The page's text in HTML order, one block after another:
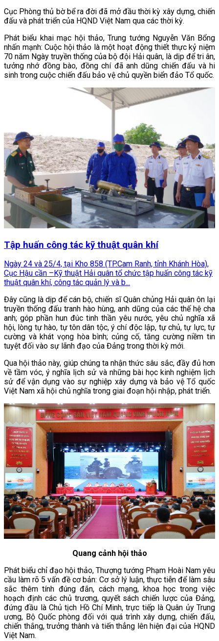
Cục Phòng thủ bờ bể ra đời đã mở đầu thời kỳ xây dựng, chiến
đấu và phát triển của HQND Việt Nam qua các thời kỳ.
Phát biểu khai mạc hội thảo, Trung tướng Nguyễn Văn Bổng
nhấn mạnh: Cuộc hội thảo là một hoạt động thiết thực kỷ niệm
70 năm Ngày truyền thống của bộ đội Hải quân, là dịp để tri ân,
tưởng nhớ đồng bào, đồng chí đã anh dũng chiến đấu và hi
sinh trong cuộc chiến đấu bảo vệ chủ quyền biển đảo Tổ quốc.
Tập huấn công tác kỹ thuật quân khí
Ngày 24 và 25/4, tại Kho 858 (TP.Cam Ranh, tỉnh Khánh Hòa),
Cục Hậu cần –Kỹ thuật Hải quân tổ chức tập huấn công tác kỹ
thuật quân khí, công tác quản lý và b...
Đây cũng là dịp để cán bộ, chiến sĩ Quân chủng Hải quân ôn lại
truyền thống đấu tranh hào hùng, anh dũng của các thế hệ cha
anh; góp phần hun đúc tinh thần yêu nước, yêu chủ nghĩa xã
hội, lòng tự hào, tự tôn dân tộc, ý chí độc lập, tự chủ, tự lực, tự
cường và khát vọng hòa bình; củng cố, tăng cường niềm tin
tuyệt đối vào sự lãnh đạo của Đảng trong thời kỳ mới.
Qua hội thảo này, giúp chúng ta nhận thức sâu sắc, đầy đủ hơn
về tầm vóc, ý nghĩa lịch sử và những bài học kinh nghiệm lịch
sử để vận dụng vào sự nghiệp xây dựng và bảo vệ Tổ quốc
Việt Nam xã hội chủ nghĩa trong giai đoạn hội nhập, phát triển.
Quang cảnh hội thảo
Phát biểu chỉ đạo hội thảo, Thượng tướng Phạm Hoài Nam yêu
cầu làm rõ 5 vấn đề cơ bản: Cơ sở lý luận, thực tiễn để làm sâu
sắc thêm tính đúng đắn, cách mạng, khoa học trong việc
hoạch định các chủ trương, quyết sách chiến lược của Đảng,
đứng đầu là Chủ tịch Hồ Chí Minh, trực tiếp là Quân ủy Trung
ương, Bộ Quốc phòng đối với quá trình xây dựng, chiến đấu,
chiến thắng, trưởng thành và tiến thẳng lên hiện đại của HQND
Việt Nam.